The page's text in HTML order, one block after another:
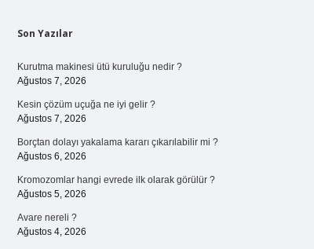
Sidebar
Son Yazılar
Kurutma makinesi ütü kuruluğu nedir ?
Ağustos 7, 2026
Kesin çözüm uçuğa ne iyi gelir ?
Ağustos 7, 2026
Borçtan dolayı yakalama kararı çıkarılabilir mi ?
Ağustos 6, 2026
Kromozomlar hangi evrede ilk olarak görülür ?
Ağustos 5, 2026
Avare nereli ?
Ağustos 4, 2026